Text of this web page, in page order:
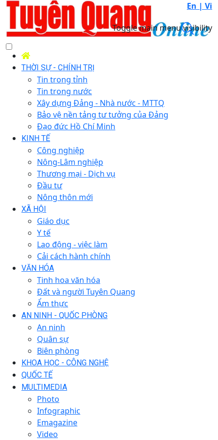
En | Vi
Toggle main menu visibility
THỜI SỰ - CHÍNH TRỊ
Tin trong tỉnh
Tin trong nước
Xây dựng Đảng - Nhà nước - MTTQ
Bảo vệ nền tảng tư tưởng của Đảng
Đạo đức Hồ Chí Minh
KINH TẾ
Công nghiệp
Nông-Lâm nghiệp
Thương mại - Dịch vụ
Đầu tư
Nông thôn mới
XÃ HỘI
Giáo dục
Y tế
Lao động - việc làm
Cải cách hành chính
VĂN HÓA
Tinh hoa văn hóa
Đất và người Tuyên Quang
Ẩm thực
AN NINH - QUỐC PHÒNG
An ninh
Quân sự
Biên phòng
KHOA HỌC - CÔNG NGHỆ
QUỐC TẾ
MULTIMEDIA
Photo
Infographic
Emagazine
Video